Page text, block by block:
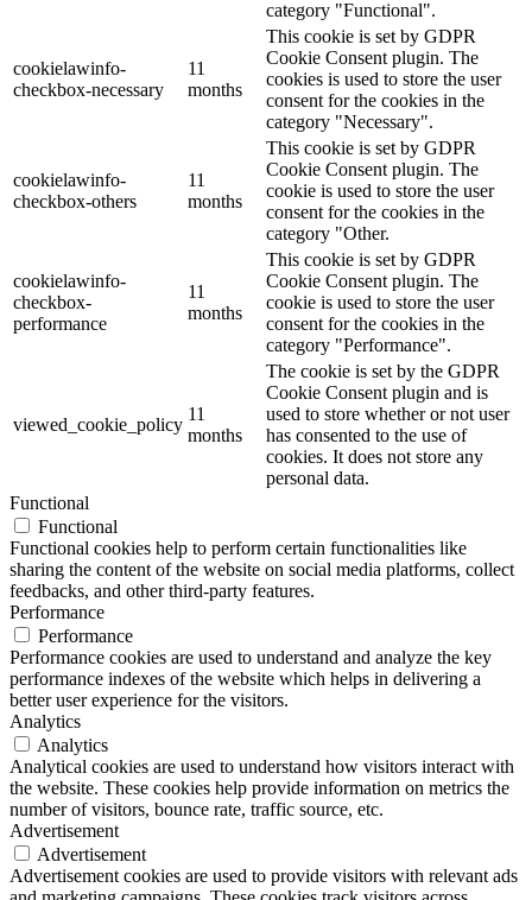
category "Functional".
cookielawinfo-
checkbox-necessary
11
months
This cookie is set by GDPR
Cookie Consent plugin. The
cookies is used to store the user
consent for the cookies in the
category "Necessary".
cookielawinfo-
checkbox-others
11
months
This cookie is set by GDPR
Cookie Consent plugin. The
cookie is used to store the user
consent for the cookies in the
category "Other.
cookielawinfo-
checkbox-
performance
11
months
This cookie is set by GDPR
Cookie Consent plugin. The
cookie is used to store the user
consent for the cookies in the
category "Performance".
viewed_cookie_policy
11
months
The cookie is set by the GDPR
Cookie Consent plugin and is
used to store whether or not user
has consented to the use of
cookies. It does not store any
personal data.
Functional
Functional
Functional cookies help to perform certain functionalities like
sharing the content of the website on social media platforms, collect
feedbacks, and other third-party features.
Performance
Performance
Performance cookies are used to understand and analyze the key
performance indexes of the website which helps in delivering a
better user experience for the visitors.
Analytics
Analytics
Analytical cookies are used to understand how visitors interact with
the website. These cookies help provide information on metrics the
number of visitors, bounce rate, traffic source, etc.
Advertisement
Advertisement
Advertisement cookies are used to provide visitors with relevant ads